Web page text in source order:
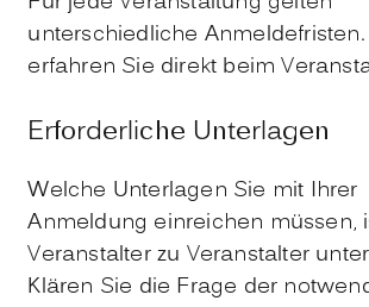
unterschiedliche
erfahren Sie direkt beim
Erforderliche Unterlagen
Welche Unterlagen Sie mit Ihrer
Anmeldung einreichen müssen,
Veranstalter zu Veranstalter
Klären Sie die Frage der